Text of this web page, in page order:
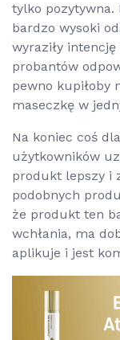
tylko pozytywna.
bardzo wysoki
wyraziły
probantów
pewno kupiłoby
maseczkę w
Na koniec coś
użytkowników
produkt lepszy i
podobnych
że produkt ten
wchłania, ma
aplikuje i jest